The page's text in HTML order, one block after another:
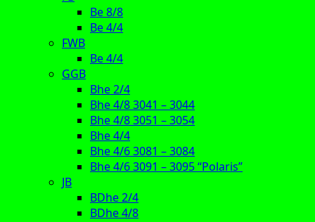
Be 8/8
Be 4/4
FWB
Be 4/4
GGB
Bhe 2/4
Bhe 4/8 3041 – 3044
Bhe 4/8 3051 – 3054
Bhe 4/4
Bhe 4/6 3081 – 3084
Bhe 4/6 3091 – 3095 “Polaris”
JB
BDhe 2/4
BDhe 4/8